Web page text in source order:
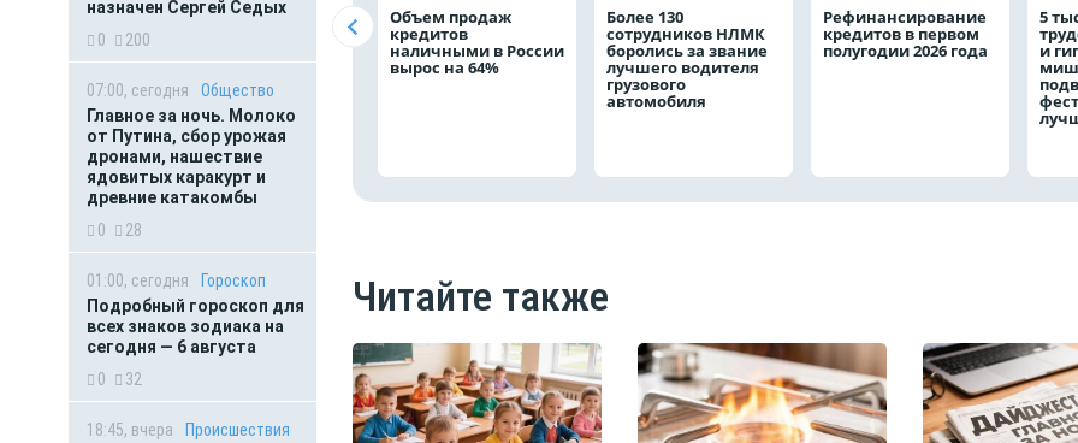
назначен Сергей Седых
0
200
07:00, сегодня
Общество
Главное за ночь. Молоко
от Путина, сбор урожая
дронами, нашествие
ядовитых каракурт и
древние катакомбы
0
28
01:00, сегодня
Гороскоп
Подробный гороскоп для
всех знаков зодиака на
сегодня — 6 августа
0
32
18:45, вчера
Происшествия
Объем продаж
кредитов
наличными в России
вырос на 64%
Более 130
сотрудников НЛМК
боролись за звание
лучшего водителя
грузового
автомобиля
Рефинансирование
кредитов в первом
полугодии 2026 года
5
и
Читайте также